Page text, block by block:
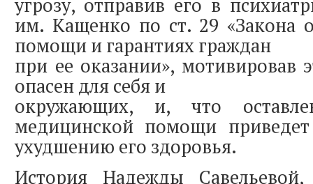
угрозу, отправив его в
им. Кащенко по ст. 29 «Закона
помощи и гарантиях граждан
при ее оказании», мотивировав
опасен для себя и
окружающих, и, что
медицинской помощи
ухудшению его здоровья.
История Надежды Савельевой,